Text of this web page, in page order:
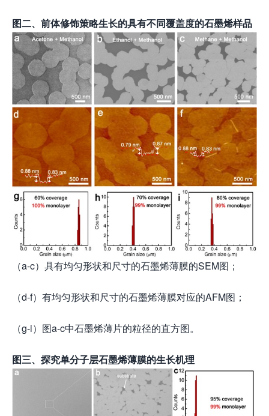
图二、前体修饰策略生长的具有不同覆盖度的石墨烯样品
（a-c）具有均匀形状和尺寸的石墨烯薄膜的SEM图；
（d-f）有均匀形状和尺寸的石墨烯薄膜对应的AFM图；
（g-i）图a-c中石墨烯薄片的粒径的直方图。
图三、探究单分子层石墨烯薄膜的生长机理